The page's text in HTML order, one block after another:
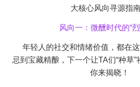
大核心风向寻源指南
风向一：微醺时代的“
年轻人的社交和情绪价值，都在
忌到宝藏精酿，下一个让TA们“种草
你来揭晓！